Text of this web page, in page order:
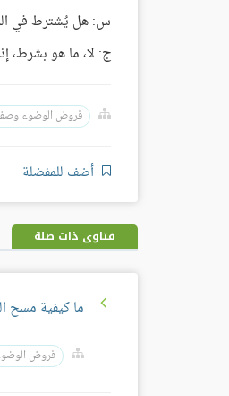
س: هل يُشترط في
ج: لا، ما هو بشرط،
فروض الوضوء
أضف للمفضلة
فتاوى ذات صلة
ما كيفية مسح
فروض